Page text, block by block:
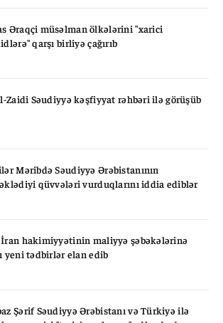
Əraqçi müsəlman ölkələrini "xarici
qarşı birliyə çağırıb
Zaidi Səudiyyə kəşfiyyat rəhbəri ilə görüşüb
Məribdə Səudiyyə Ərəbistanının
qüvvələri vurduqlarını iddia ediblər
İran hakimiyyətinin maliyyə şəbəkələrinə
yeni tədbirlər elan edib
Şərif Səudiyyə Ərəbistanı və Türkiyə ilə